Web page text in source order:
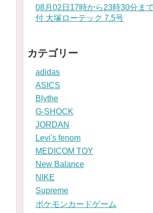
08月02日17時から23時30分ま
付 大塚ローテック 7.5号
カテゴリー
adidas
ASICS
Blythe
G-SHOCK
JORDAN
Levi's fenom
MEDICOM TOY
New Balance
NIKE
Supreme
ポケモンカードゲーム